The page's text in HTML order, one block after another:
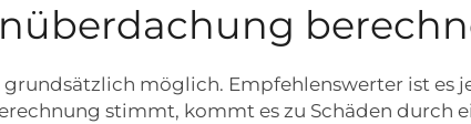
möglich. Empfehlenswerter ist es
stimmt, kommt es zu Schäden durch